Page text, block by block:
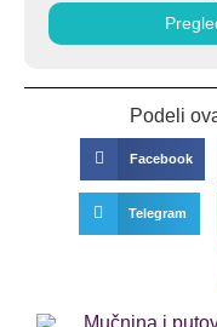
Podeli
Facebook
Telegram